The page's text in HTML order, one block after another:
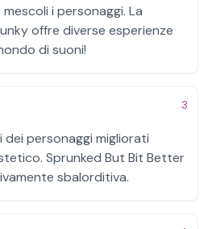
i personaggi. La
offre diverse esperienze
di suoni!
3
dei personaggi migliorati
Sprunked But Bit Better
sbalorditiva.